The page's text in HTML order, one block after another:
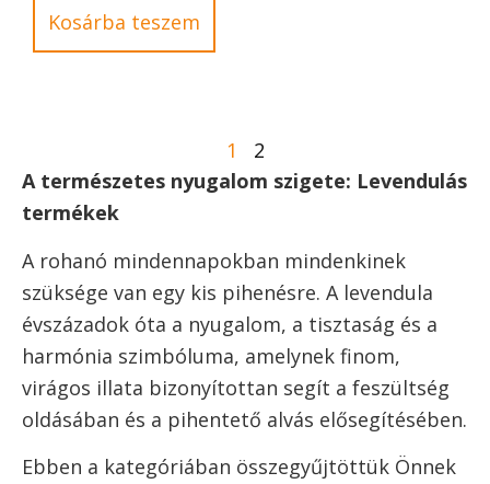
Kosárba teszem
1
2
A természetes nyugalom szigete: Levendulás
termékek
A rohanó mindennapokban mindenkinek
szüksége van egy kis pihenésre. A levendula
évszázadok óta a nyugalom, a tisztaság és a
harmónia szimbóluma, amelynek finom,
virágos illata bizonyítottan segít a feszültség
oldásában és a pihentető alvás elősegítésében.
Ebben a kategóriában összegyűjtöttük Önnek